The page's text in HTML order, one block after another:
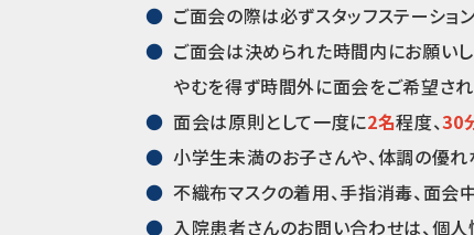
ご面会の際は必ずスタッフステーショ
ご面会は決められた時間内にお願いし
やむを得ず時間外に面会をご希望さ
面会は原則として一度に2名程度、30
小学生未満のお子さんや、体調の優れ
不織布マスクの着用、手指消毒、面会
入院患者さんのお問い合わせは、個人